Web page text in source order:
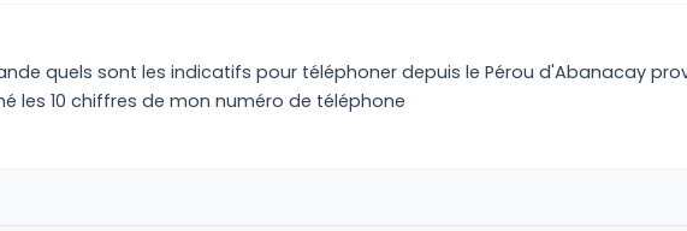
quels sont les indicatifs pour téléphoner depuis le Pérou d'Abanacay
les 10 chiffres de mon numéro de téléphone